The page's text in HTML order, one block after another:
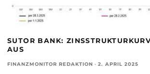
SUTOR BANK:
AUS
FINANZMONITOR REDAKTION · 2. APRIL 2025